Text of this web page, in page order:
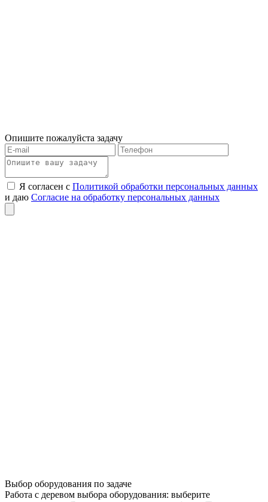
Опишите пожалуйста задачу
Я согласен с Политикой обработки персональных данных
и даю Согласие на обработку персональных данных
Выбор оборудования по задаче
Работа с деревом выбора оборудования: выберите